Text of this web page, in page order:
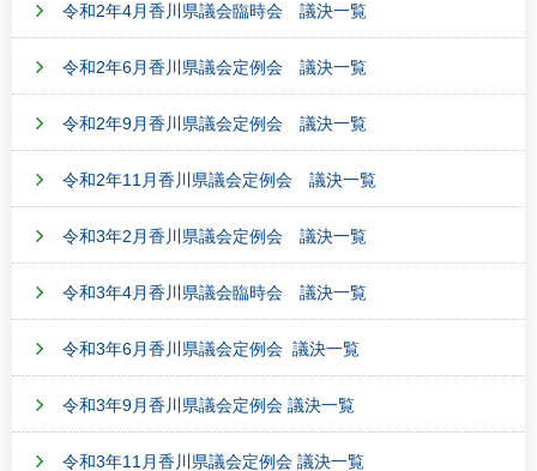
令和2年4月香川県議会臨時会 議決一覧
令和2年6月香川県議会定例会 議決一覧
令和2年9月香川県議会定例会 議決一覧
令和2年11月香川県議会定例会 議決一覧
令和3年2月香川県議会定例会 議決一覧
令和3年4月香川県議会臨時会 議決一覧
令和3年6月香川県議会定例会 議決一覧
令和3年9月香川県議会定例会 議決一覧
令和3年11月香川県議会定例会 議決一覧